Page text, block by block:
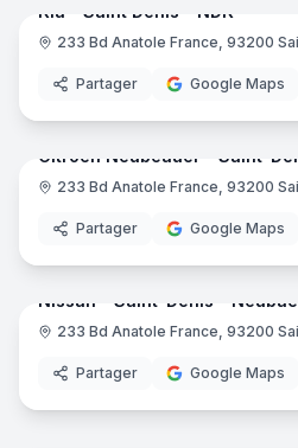
Kia - Saint Denis - NDK
233 Bd Anatole France, 93200
Partager Google Maps
Citroën Neubeauer - Saint-
233 Bd Anatole France, 93200
Partager Google Maps
Nissan - Saint-Denis -
233 Bd Anatole France, 93200
Partager Google Maps